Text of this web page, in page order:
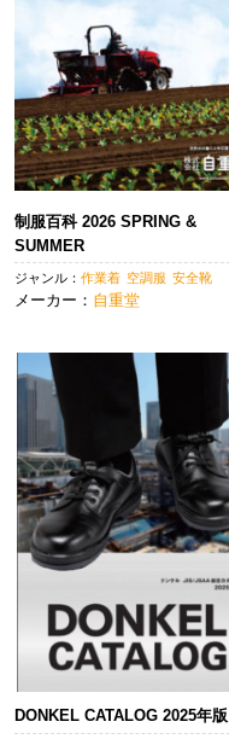
制服百科 2026 SPRING &
SUMMER
ジャンル： 作業着 空調服 安全靴
メーカー： 自重堂
DONKEL CATALOG 2025年版